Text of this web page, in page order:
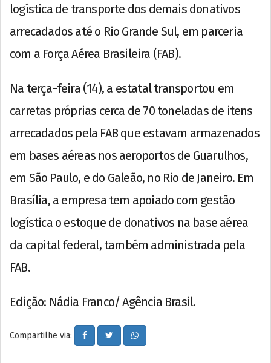
logística de transporte dos demais donativos
arrecadados até o Rio Grande Sul, em parceria
com a Força Aérea Brasileira (FAB).
Na terça-feira (14), a estatal transportou em
carretas próprias cerca de 70 toneladas de itens
arrecadados pela FAB que estavam armazenados
em bases aéreas nos aeroportos de Guarulhos,
em São Paulo, e do Galeão, no Rio de Janeiro. Em
Brasília, a empresa tem apoiado com gestão
logística o estoque de donativos na base aérea
da capital federal, também administrada pela
FAB.
Edição: Nádia Franco/ Agência Brasil.
Compartilhe via: